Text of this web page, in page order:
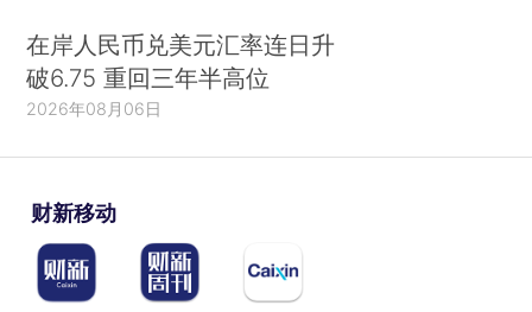
在岸人民币兑美元汇率连日升
破6.75 重回三年半高位
2026年08月06日
财新移动